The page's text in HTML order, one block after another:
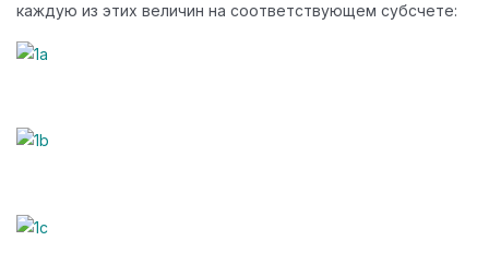
каждую из этих величин на соответствующем субсчете: